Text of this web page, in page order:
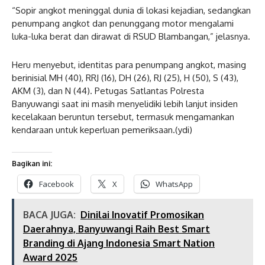
“Sopir angkot meninggal dunia di lokasi kejadian, sedangkan
penumpang angkot dan penunggang motor mengalami
luka-luka berat dan dirawat di RSUD Blambangan,” jelasnya.
Heru menyebut, identitas para penumpang angkot, masing
berinisial MH (40), RRJ (16), DH (26), RJ (25), H (50), S (43),
AKM (3), dan N (44). Petugas Satlantas Polresta
Banyuwangi saat ini masih menyelidiki lebih lanjut insiden
kecelakaan beruntun tersebut, termasuk mengamankan
kendaraan untuk keperluan pemeriksaan.(ydi)
Bagikan ini:
Facebook X WhatsApp
BACA JUGA: Dinilai Inovatif Promosikan
Daerahnya, Banyuwangi Raih Best Smart
Branding di Ajang Indonesia Smart Nation
Award 2025